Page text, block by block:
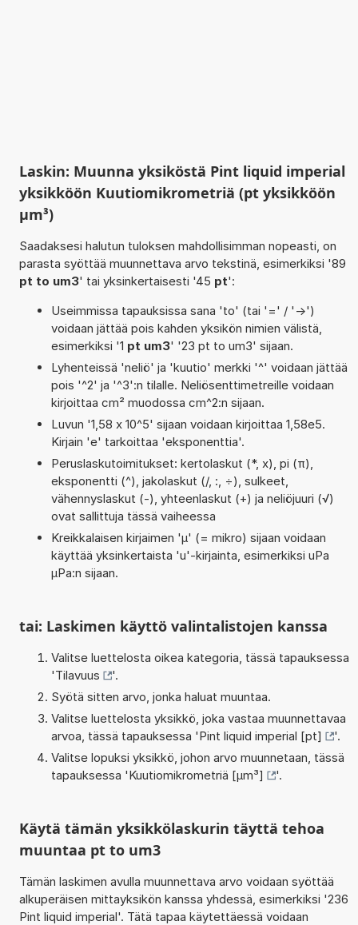
Laskin: Muunna yksiköstä Pint liquid imperial
yksikköön Kuutiomikrometriä (pt yksikköön
µm³)
Saadaksesi halutun tuloksen mahdollisimman nopeasti, on
parasta syöttää muunnettava arvo tekstinä, esimerkiksi '89
pt to um3' tai yksinkertaisesti '45 pt':
Useimmissa tapauksissa sana 'to' (tai '=' / '->')
voidaan jättää pois kahden yksikön nimien välistä,
esimerkiksi '1 pt um3' '23 pt to um3' sijaan.
Lyhenteissä 'neliö' ja 'kuutio' merkki '^' voidaan jättää
pois '^2' ja '^3':n tilalle. Neliösenttimetreille voidaan
kirjoittaa cm² muodossa cm^2:n sijaan.
Luvun '1,58 x 10^5' sijaan voidaan kirjoittaa 1,58e5.
Kirjain 'e' tarkoittaa 'eksponenttia'.
Peruslaskutoimitukset: kertolaskut (*, x), pi (π),
eksponentti (^), jakolaskut (/, :, ÷), sulkeet,
vähennyslaskut (-), yhteenlaskut (+) ja neliöjuuri (√)
ovat sallittuja tässä vaiheessa
Kreikkalaisen kirjaimen 'µ' (= mikro) sijaan voidaan
käyttää yksinkertaista 'u'-kirjainta, esimerkiksi uPa
µPa:n sijaan.
tai: Laskimen käyttö valintalistojen kanssa
Valitse luettelosta oikea kategoria, tässä tapauksessa
'Tilavuus
'.
Syötä sitten arvo, jonka haluat muuntaa.
Valitse luettelosta yksikkö, joka vastaa muunnettavaa
arvoa, tässä tapauksessa 'Pint liquid imperial [pt]
'.
Valitse lopuksi yksikkö, johon arvo muunnetaan, tässä
tapauksessa 'Kuutiomikrometriä [µm³] '.
Käytä tämän yksikkölaskurin täyttä tehoa
muuntaa pt to um3
Tämän laskimen avulla muunnettava arvo voidaan syöttää
alkuperäisen mittayksikön kanssa yhdessä, esimerkiksi '236
Pint liquid imperial'. Tätä tapaa käytettäessä voidaan